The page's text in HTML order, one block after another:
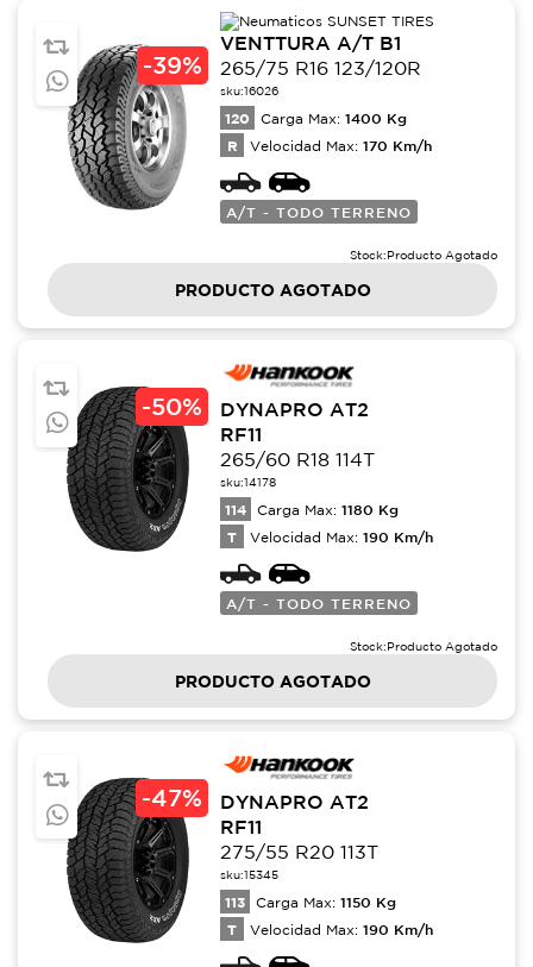
-39%
VENTTURA A/T B1
265/75 R16 123/120R
sku:16026
120 Carga Max: 1400 Kg
R Velocidad Max: 170 Km/h
A/T - TODO TERRENO
Stock:Producto Agotado
PRODUCTO AGOTADO
-50%
DYNAPRO AT2
RF11
265/60 R18 114T
sku:14178
114 Carga Max: 1180 Kg
T Velocidad Max: 190 Km/h
A/T - TODO TERRENO
Stock:Producto Agotado
PRODUCTO AGOTADO
-47%
DYNAPRO AT2
RF11
275/55 R20 113T
sku:15345
113 Carga Max: 1150 Kg
T Velocidad Max: 190 Km/h